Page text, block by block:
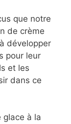
que notre
de crème
développer
pour leur
et les
dans ce
glace à la